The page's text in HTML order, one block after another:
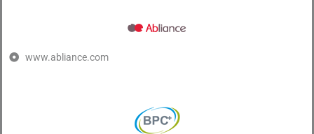
www.abliance.com